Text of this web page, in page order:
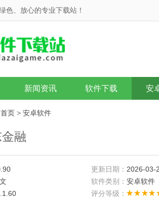
色、放心的专业下载站！
新闻资讯 软件下载 安
首页 > 安卓软件
融
更新日期： 2026-03-
软件类别： 安卓软件
评分等级：